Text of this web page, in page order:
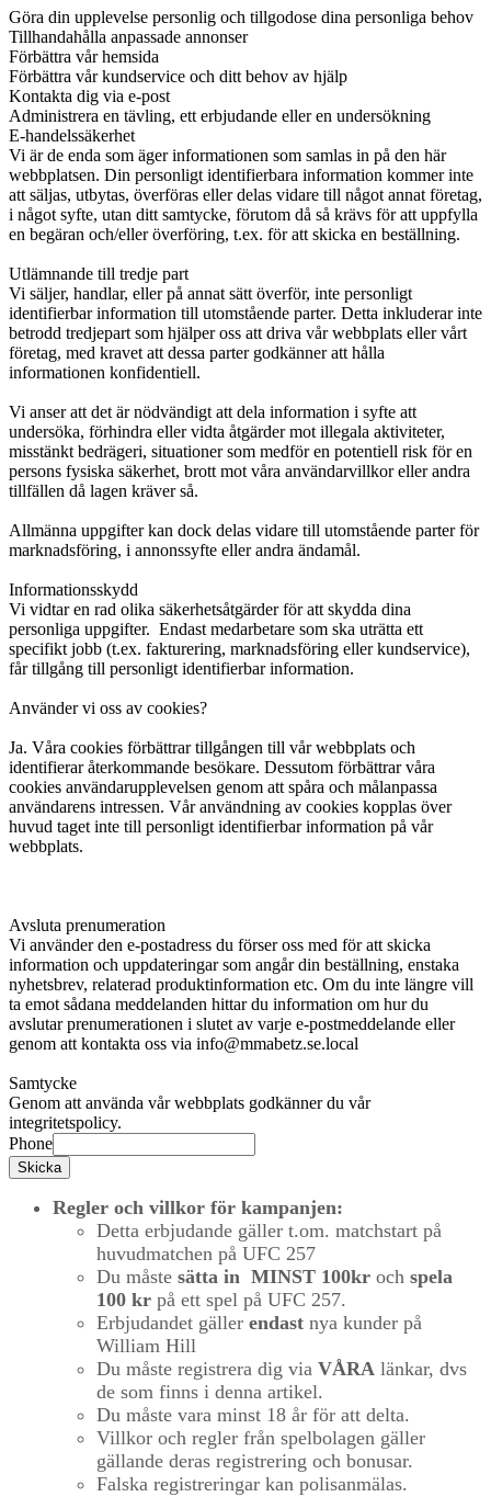
Göra din upplevelse personlig och tillgodose dina personliga behov
Tillhandahålla anpassade annonser
Förbättra vår hemsida
Förbättra vår kundservice och ditt behov av hjälp
Kontakta dig via e-post
Administrera en tävling, ett erbjudande eller en undersökning
E-handelssäkerhet
Vi är de enda som äger informationen som samlas in på den här
webbplatsen. Din personligt identifierbara information kommer inte
att säljas, utbytas, överföras eller delas vidare till något annat företag,
i något syfte, utan ditt samtycke, förutom då så krävs för att uppfylla
en begäran och/eller överföring, t.ex. för att skicka en beställning.
Utlämnande till tredje part
Vi säljer, handlar, eller på annat sätt överför, inte personligt
identifierbar information till utomstående parter. Detta inkluderar inte
betrodd tredjepart som hjälper oss att driva vår webbplats eller vårt
företag, med kravet att dessa parter godkänner att hålla
informationen konfidentiell.
Vi anser att det är nödvändigt att dela information i syfte att
undersöka, förhindra eller vidta åtgärder mot illegala aktiviteter,
misstänkt bedrägeri, situationer som medför en potentiell risk för en
persons fysiska säkerhet, brott mot våra användarvillkor eller andra
tillfällen då lagen kräver så.
Allmänna uppgifter kan dock delas vidare till utomstående parter för
marknadsföring, i annonssyfte eller andra ändamål.
Informationsskydd
Vi vidtar en rad olika säkerhetsåtgärder för att skydda dina
personliga uppgifter. Endast medarbetare som ska uträtta ett
specifikt jobb (t.ex. fakturering, marknadsföring eller kundservice),
får tillgång till personligt identifierbar information.
Använder vi oss av cookies?
Ja. Våra cookies förbättrar tillgången till vår webbplats och
identifierar återkommande besökare. Dessutom förbättrar våra
cookies användarupplevelsen genom att spåra och målanpassa
användarens intressen. Vår användning av cookies kopplas över
huvud taget inte till personligt identifierbar information på vår
webbplats.
Avsluta prenumeration
Vi använder den e-postadress du förser oss med för att skicka
information och uppdateringar som angår din beställning, enstaka
nyhetsbrev, relaterad produktinformation etc. Om du inte längre vill
ta emot sådana meddelanden hittar du information om hur du
avslutar prenumerationen i slutet av varje e-postmeddelande eller
genom att kontakta oss via info@mmabetz.se.local
Samtycke
Genom att använda vår webbplats godkänner du vår
integritetspolicy.
Phone
Skicka
Regler och villkor för kampanjen:
Detta erbjudande gäller t.om. matchstart på
huvudmatchen på UFC 257
Du måste sätta in MINST 100kr och spela
100 kr på ett spel på UFC 257.
Erbjudandet gäller endast nya kunder på
William Hill
Du måste registrera dig via VÅRA länkar, dvs
de som finns i denna artikel.
Du måste vara minst 18 år för att delta.
Villkor och regler från spelbolagen gäller
gällande deras registrering och bonusar.
Falska registreringar kan polisanmälas.